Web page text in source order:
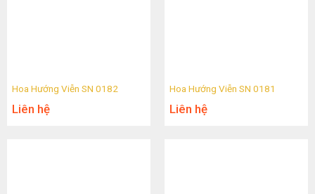
Hoa Hướng Viễn SN 0182
Liên hệ
Hoa Hướng Viễn SN 0181
Liên hệ